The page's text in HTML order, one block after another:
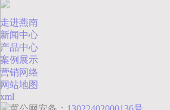
走进燕南
新闻中心
产品中心
案例展示
营销网络
网站地图
xml